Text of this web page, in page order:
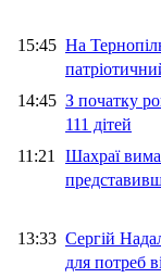
15:45 На
14:45 З початку
111 дітей
11:21 Шахраї
13:33 Сергій
для потреб